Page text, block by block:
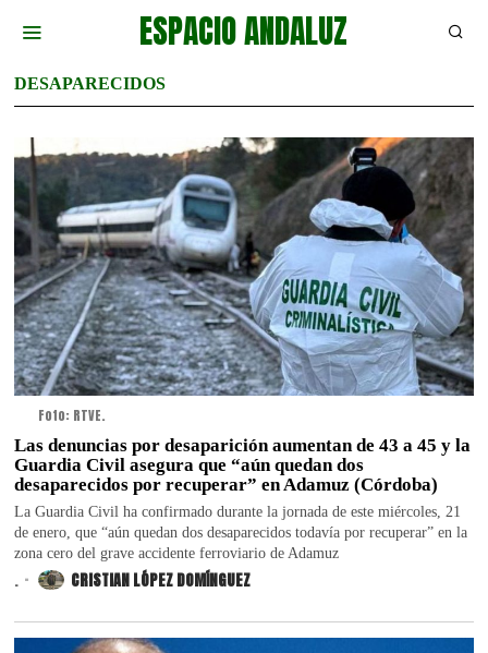
ESPACIO ANDALUZ
DESAPARECIDOS
Foto: RTVE.
Las denuncias por desaparición aumentan de 43 a 45 y la
Guardia Civil asegura que “aún quedan dos
desaparecidos por recuperar” en Adamuz (Córdoba)
La Guardia Civil ha confirmado durante la jornada de este miércoles, 21
de enero, que “aún quedan dos desaparecidos todavía por recuperar” en la
zona cero del grave accidente ferroviario de Adamuz
. CRISTIAN LÓPEZ DOMÍNGUEZ